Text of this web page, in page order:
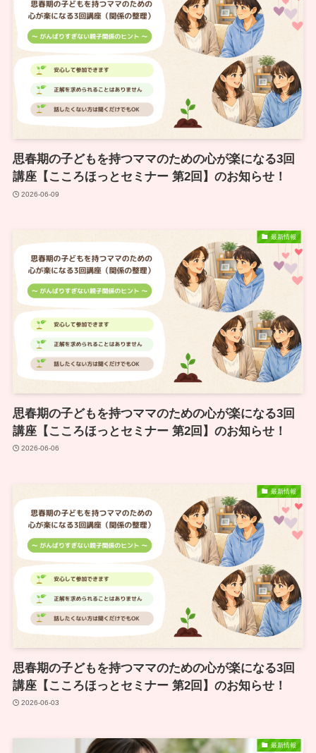
思春期の子どもを持つママのための心が楽になる3回
講座【こころほっとセミナー 第2回】のお知らせ！
2026-06-09
最新情報
思春期の子どもを持つママのための心が楽になる3回
講座【こころほっとセミナー 第2回】のお知らせ！
2026-06-06
最新情報
思春期の子どもを持つママのための心が楽になる3回
講座【こころほっとセミナー 第2回】のお知らせ！
2026-06-03
最新情報